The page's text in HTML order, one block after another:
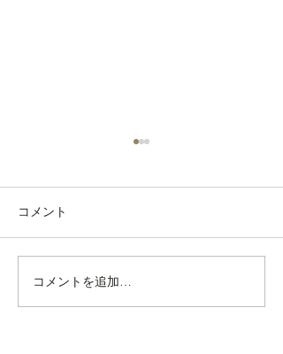
自慢の厳選地鶏焼き鳥を
ぜひご賞味あれー❗
コメント
コメントを追加…